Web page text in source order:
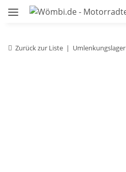
Zurück zur Liste Umlenkungslager